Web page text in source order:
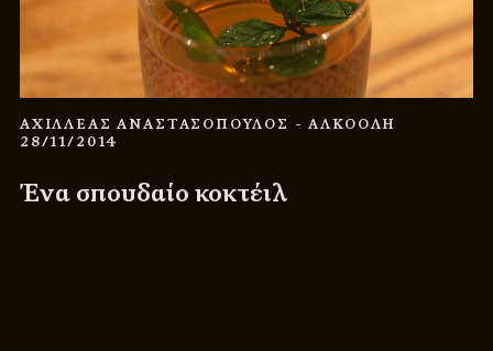
ΑΧΙΛΛΕΑΣ ΑΝΑΣΤΑΣΟΠΟΥΛΟΣ - ΑΛΚΟΟΛΗ
28/11/2014
Ένα σπουδαίο κοκτέιλ